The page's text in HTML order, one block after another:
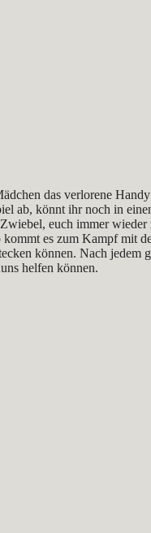
das verlorene
ab, könnt ihr noch in
euch immer
es zum Kampf mit
können. Nach jedem
helfen können.